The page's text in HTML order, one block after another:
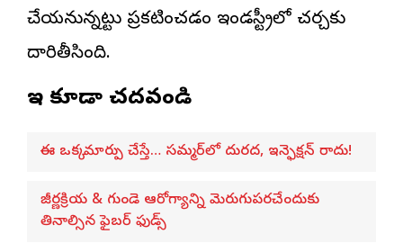
చేయనున్నట్టు ప్రకటించడం ఇండస్ట్రీలో చర్చకు
దారితీసింది.
ఇవి కూడా చదవండి
ఈ ఒక్క మార్పు చేస్తే… సమ్మర్‌లో దురద, ఇన్ఫెక్షన్ రాదు!
జీర్ణక్రియ & గుండె ఆరోగ్యాన్ని మెరుగుపరచేందుకు
తినాల్సిన ఫైబర్ ఫుడ్స్